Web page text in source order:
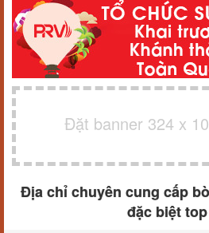
Đặt banner 324 x
Địa chỉ chuyên cung cấp
đặc biệt